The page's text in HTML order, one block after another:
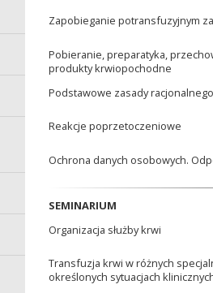
Zapobieganie potransfuzyjnym
Pobieranie, preparatyka,
produkty krwiopochodne
Podstawowe zasady
Reakcje poprzetoczeniowe
Ochrona danych osobowych.
SEMINARIUM
Organizacja służby krwi
Transfuzja krwi w różnych
określonych sytuacjach